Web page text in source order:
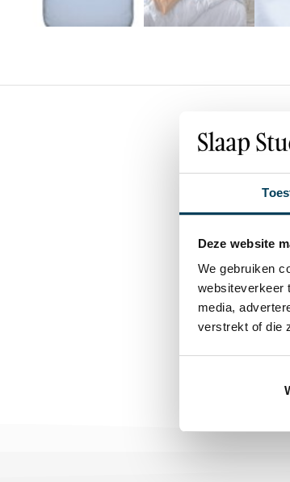
Deze website
We gebruiken
websiteverkeer
media,
verstrekt of die